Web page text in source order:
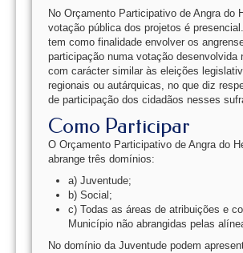
No Orçamento Participativo de Angra do
votação pública dos projetos é
tem como finalidade envolver os
participação numa votação desenvolvida
com carácter similar às eleições
regionais ou autárquicas, no que diz
de participação dos cidadãos nesses
Como Participar
O Orçamento Participativo de Angra do
abrange três domínios:
a) Juventude;
b) Social;
c) Todas as áreas de atribuições e
Município não abrangidas pelas
No domínio da Juventude podem